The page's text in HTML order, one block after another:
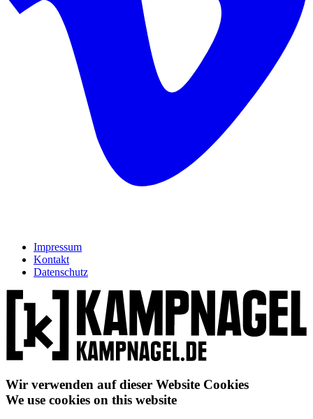
Impressum
Kontakt
Datenschutz
Wir verwenden auf dieser Website Cookies
We use cookies on this website